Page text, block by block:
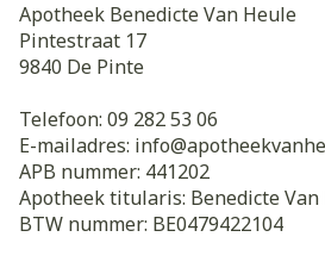
Apotheek Benedicte Van Heule
Pintestraat 17
9840 De Pinte
Telefoon: 09 282 53 06
E-mailadres: info@
APB nummer: 441202
Apotheek titularis: Benedicte
BTW nummer: BE0479422104